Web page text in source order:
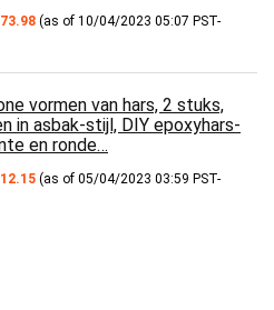
73.98 (as of 10/04/2023 05:07 PST-
vormen van hars, 2 stuks,
in asbak-stijl, DIY epoxyhars-
en ronde…
12.15 (as of 05/04/2023 03:59 PST-